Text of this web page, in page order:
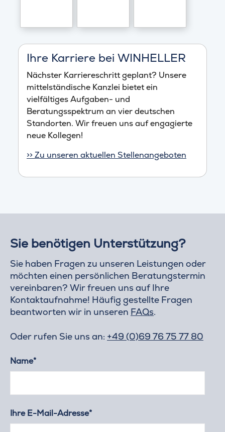
Ihre Karriere bei WINHELLER
Nächster Karriereschritt geplant? Unsere
mittelständische Kanzlei bietet ein
vielfältiges Aufgaben- und
Beratungsspektrum an vier deutschen
Standorten. Wir freuen uns auf engagierte
neue Kollegen!
>> Zu unseren aktuellen Stellenangeboten
Sie benötigen Unterstützung?
Sie haben Fragen zu unseren Leistungen oder
möchten einen persönlichen Beratungstermin
vereinbaren? Wir freuen uns auf Ihre
Kontaktaufnahme! Häufig gestellte Fragen
beantworten wir in unseren FAQs.
Oder rufen Sie uns an: +49 (0)69 76 75 77 80
Name*
Ihre E-Mail-Adresse*